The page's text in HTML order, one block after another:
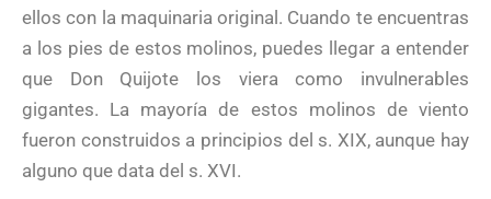
ellos con la maquinaria original. Cuando te encuentras
a los pies de estos molinos, puedes llegar a entender
que Don Quijote los viera como invulnerables
gigantes. La mayoría de estos molinos de viento
fueron construidos a principios del s. XIX, aunque hay
alguno que data del s. XVI.